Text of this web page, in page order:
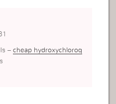
–cheap hydroxychloroq